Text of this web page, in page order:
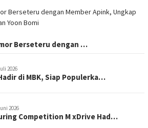
Berseteru dengan …
2026
di MBK, Siap Populerka…
2026
Competition M xDrive Had…